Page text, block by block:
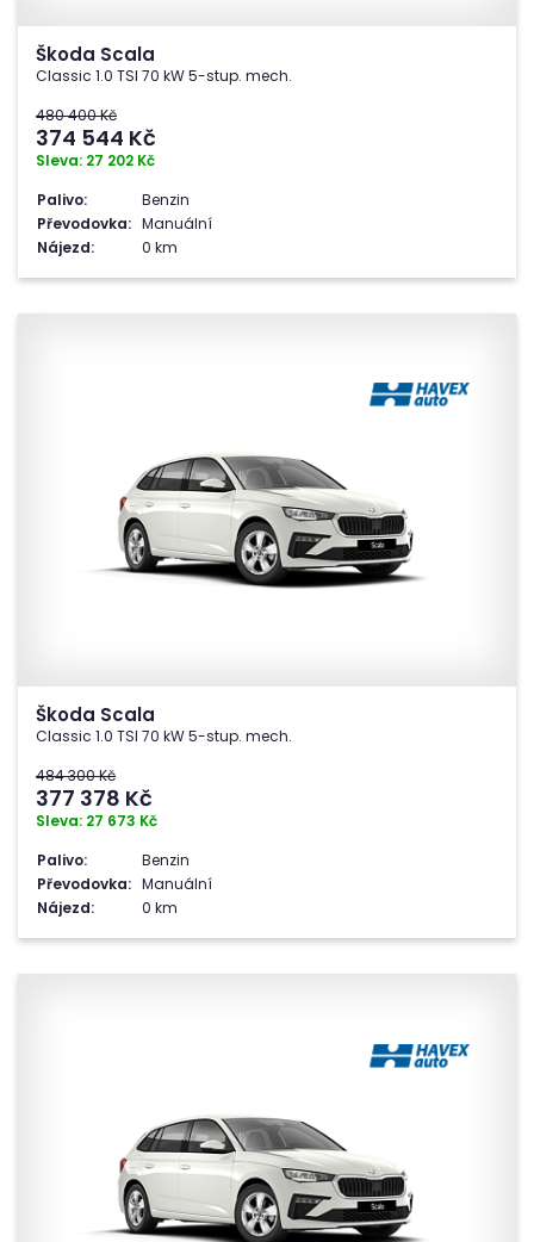
Škoda Scala
Classic 1.0 TSI 70 kW 5-stup. mech.
480 400 Kč
374 544 Kč
Sleva: 27 202 Kč
Palivo:
Benzin
Převodovka: Manuální
Nájezd:
0 km
Škoda Scala
Classic 1.0 TSI 70 kW 5-stup. mech.
484 300 Kč
377 378 Kč
Sleva: 27 673 Kč
Palivo:
Benzin
Převodovka: Manuální
Nájezd:
0 km